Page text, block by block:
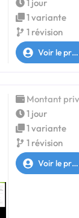
1 jour
1 variante
1 révision
Voir le profil
Montant
1 jour
1 variante
1 révision
Voir le profil